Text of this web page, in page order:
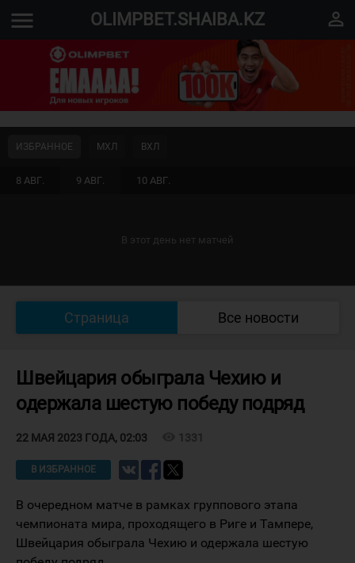
menu OLIMPBET.SHAIBA.KZ perm_identity
8 АВГ. 9 АВГ. 10 АВГ.
ИЗБРАННОЕ МХЛ ВХЛ
В этот день нет матчей
Страница Все новости
Швейцария обыграла Чехию и
одержала шестую победу подряд
22 МАЯ 2023 ГОДА, 02:03 1331
В ИЗБРАННОЕ
В очередном матче в рамках группового этапа
чемпионата мира, проходящего в Риге и Тампере,
Швейцария обыграла Чехию и одержала шестую